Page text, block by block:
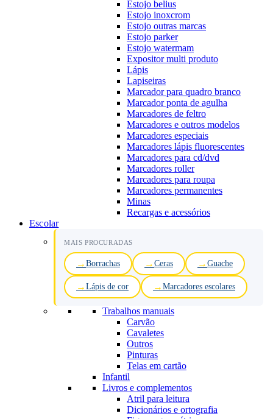
Estojo belius
Estojo inoxcrom
Estojo outras marcas
Estojo parker
Estojo watermam
Expositor multi produto
Lápis
Lapiseiras
Marcador para quadro branco
Marcador ponta de agulha
Marcadores de feltro
Marcadores e outros modelos
Marcadores especiais
Marcadores lápis fluorescentes
Marcadores para cd/dvd
Marcadores roller
Marcadores para roupa
Marcadores permanentes
Minas
Recargas e acessórios
Escolar
MAIS PROCURADAS
Borrachas Ceras Guache
Lápis de cor Marcadores escolares
Trabalhos manuais
Carvão
Cavaletes
Outros
Pinturas
Telas em cartão
Infantil
Livros e complementos
Atril para leitura
Dicionários e ortografia